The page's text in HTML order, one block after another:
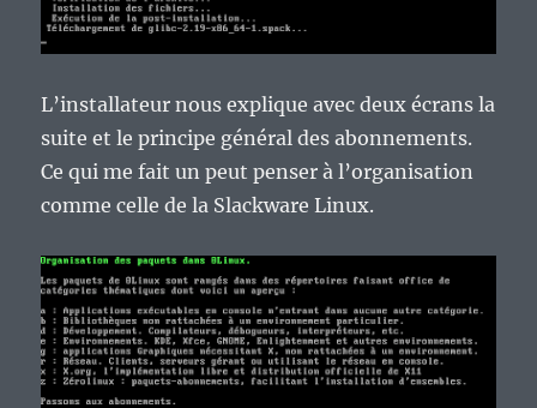
L’installateur nous explique avec deux écrans la
suite et le principe général des abonnements.
Ce qui me fait un peut penser à l’organisation
comme celle de la Slackware Linux.